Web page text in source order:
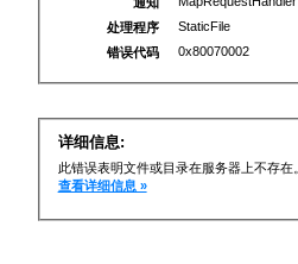
处理程序
StaticFile
错误代码
0x80070002
详细信息:
此错误表明文件或目录在服务器上不存在
查看详细信息 »